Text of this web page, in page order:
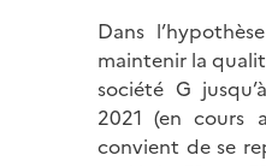
Dans
maintenir la
société G
2021 (en cours
convient de se